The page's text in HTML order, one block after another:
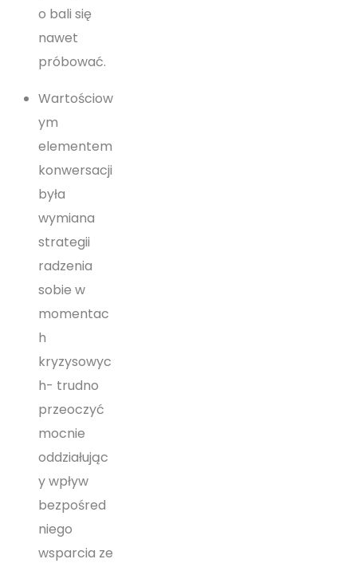
o bali się
nawet
próbować.
Wartościow
ym
elementem
konwersacji
była
wymiana
strategii
radzenia
sobie w
momentac
h
kryzysowyc
h- trudno
przeoczyć
mocnie
oddziałując
y wpływ
bezpośred
niego
wsparcia ze